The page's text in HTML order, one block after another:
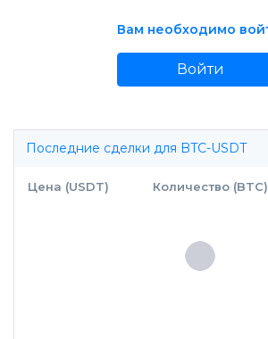
Вам необходимо
Войти
Последние сделки для BTC-USDT
Цена (USDT) Количество (BTC)